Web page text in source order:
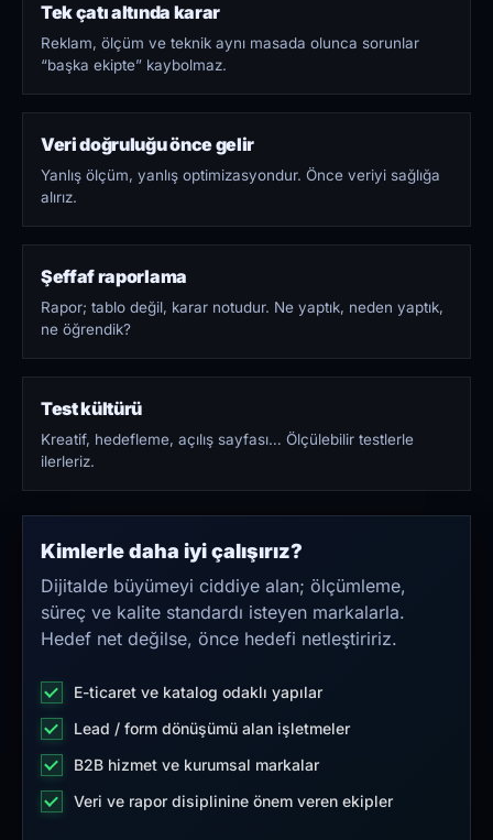
Tek çatı altında karar
Reklam, ölçüm ve teknik aynı masada olunca sorunlar
“başka ekipte” kaybolmaz.
Veri doğruluğu önce gelir
Yanlış ölçüm, yanlış optimizasyondur. Önce veriyi sağlığa
alırız.
Şeffaf raporlama
Rapor; tablo değil, karar notudur. Ne yaptık, neden yaptık,
ne öğrendik?
Test kültürü
Kreatif, hedefleme, açılış sayfası… Ölçülebilir testlerle
ilerleriz.
Kimlerle daha iyi çalışırız?
Dijitalde büyümeyi ciddiye alan; ölçümleme,
süreç ve kalite standardı isteyen markalarla.
Hedef net değilse, önce hedefi netleştiririz.
E-ticaret ve katalog odaklı yapılar
Lead / form dönüşümü alan işletmeler
B2B hizmet ve kurumsal markalar
Veri ve rapor disiplinine önem veren ekipler